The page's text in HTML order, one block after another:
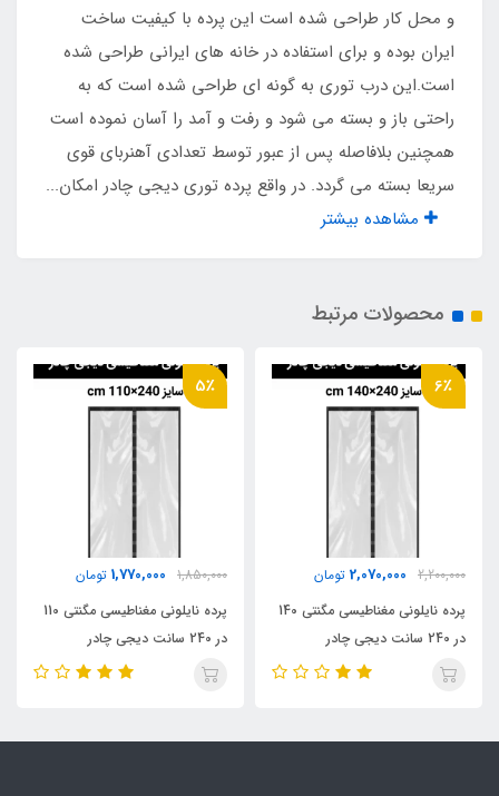
و محل کار طراحی شده است این پرده با کیفیت ساخت
ایران بوده و برای استفاده در خانه های ایرانی طراحی شده
است.این درب توری به گونه ای طراحی شده است که به
راحتی باز و بسته می شود و رفت و آمد را آسان نموده است
همچنین بلافاصله پس از عبور توسط تعدادی آهنربای قوی
سریعا بسته می گردد. در واقع پرده توری دیجی چادر امکان...
مشاهده بیشتر
محصولات مرتبط
6٪
2,200,000
2,070,000 تومان
پرده نایلونی مغناطیسی مگنتی 140
در 240 سانت دیجی چادر
5٪
1,850,000
1,770,000 تومان
پرده نایلونی مغناطیسی مگنتی 110
در 240 سانت دیجی چادر